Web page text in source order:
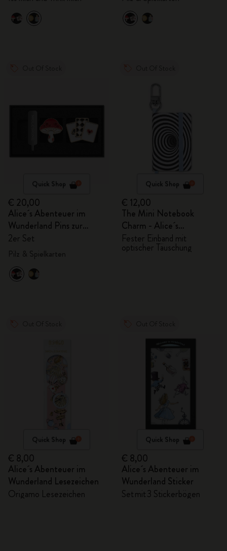
Quick Shop
€ 20,00
Alice´s Abenteuer im
Wunderland Pins zur
Personalisierung
2er Set
Quick Shop
€ 12,00
The Mini Notebook
Charm - Alice´s
Abenteuer im Wunderland
Fester Einband mit
optischer Täuschung
Quick Shop
€ 8,00
Alice´s Abenteuer im
Wunderland Lesezeichen
Origamo Lesezeichen
Quick Shop
€ 8,00
Alice´s Abenteuer im
Wunderland Sticker
Set mit 3 Stickerbögen